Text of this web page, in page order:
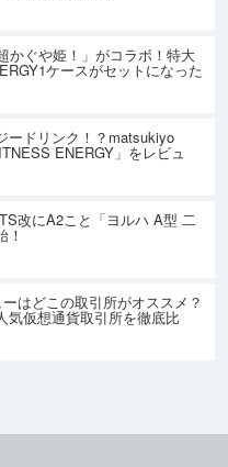
かぐや姫！」がコラボ！特大
ケースがセットになった
ードリンク！？matsukiyo
ENERGY」をレビュ
改にA2こと「ヨルハ A型 二
！
はどこの取引所がオススメ？
気仮想通貨取引所を徹底比